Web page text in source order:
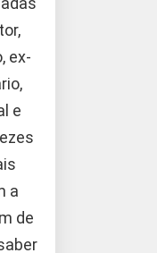
ex-
e
a
de